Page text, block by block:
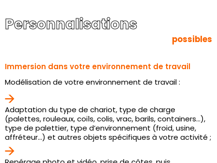
Personnalisations
possibles
Immersion dans votre environnement de travail
Modélisation de votre environnement de travail :
Adaptation du type de chariot, type de charge
(palettes, rouleaux, coïls, colis, vrac, barils, containers…),
type de palettier, type d’environnement (froid, usine,
affréteur…) et autres objets spécifiques à votre activité ;